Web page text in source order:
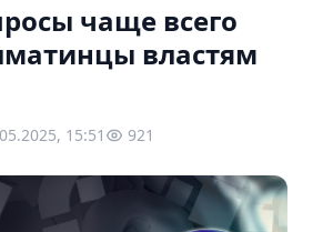
чаще всего
властям
15:51 921